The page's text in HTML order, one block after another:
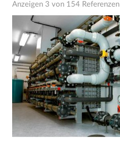
Anzeigen 3 von 154 Referenzen